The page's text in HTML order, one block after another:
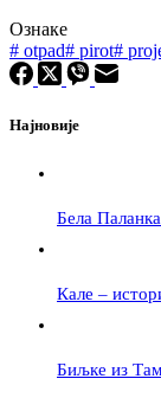
Ознаке
# otpad# pirot#
Најновије
Бела
Кале –
Биљке из